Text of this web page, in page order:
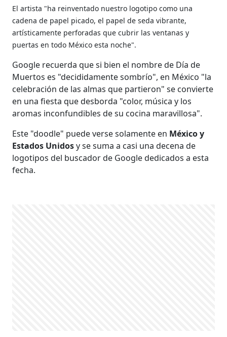
El artista "ha reinventado nuestro logotipo como una
cadena de papel picado, el papel de seda vibrante,
artísticamente perforadas que cubrir las ventanas y
puertas en todo México esta noche".
Google recuerda que si bien el nombre de Día de
Muertos es "decididamente sombrío", en México "la
celebración de las almas que partieron" se convierte
en una fiesta que desborda "color, música y los
aromas inconfundibles de su cocina maravillosa".
Este "doodle" puede verse solamente en México y
Estados Unidosy se suma a casi una decena de
logotipos del buscador de Google dedicados a esta
fecha.